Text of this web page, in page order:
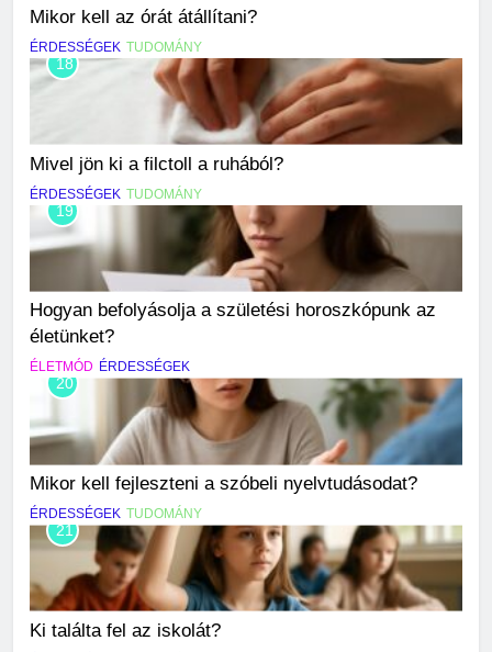
Mikor kell az órát átállítani?
ÉRDESSÉGEK TUDOMÁNY
18
Mivel jön ki a filctoll a ruhából?
ÉRDESSÉGEK TUDOMÁNY
19
Hogyan befolyásolja a születési horoszkópunk az
életünket?
ÉLETMÓD ÉRDESSÉGEK
20
Mikor kell fejleszteni a szóbeli nyelvtudásodat?
ÉRDESSÉGEK TUDOMÁNY
21
Ki találta fel az iskolát?